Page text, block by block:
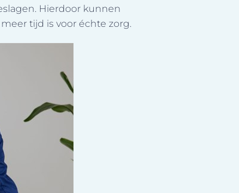
Hierdoor kunnen
tijd is voor échte zorg.